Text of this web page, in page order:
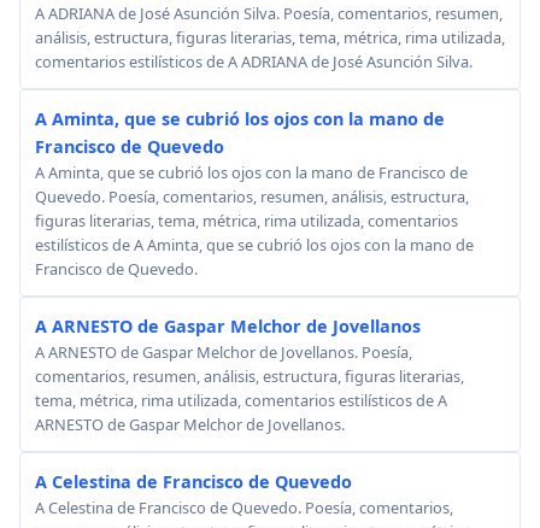
A ADRIANA de José Asunción Silva. Poesía, comentarios, resumen,
análisis, estructura, figuras literarias, tema, métrica, rima utilizada,
comentarios estilísticos de A ADRIANA de José Asunción Silva.
A Aminta, que se cubrió los ojos con la mano de
Francisco de Quevedo
A Aminta, que se cubrió los ojos con la mano de Francisco de
Quevedo. Poesía, comentarios, resumen, análisis, estructura,
figuras literarias, tema, métrica, rima utilizada, comentarios
estilísticos de A Aminta, que se cubrió los ojos con la mano de
Francisco de Quevedo.
A ARNESTO de Gaspar Melchor de Jovellanos
A ARNESTO de Gaspar Melchor de Jovellanos. Poesía,
comentarios, resumen, análisis, estructura, figuras literarias,
tema, métrica, rima utilizada, comentarios estilísticos de A
ARNESTO de Gaspar Melchor de Jovellanos.
A Celestina de Francisco de Quevedo
A Celestina de Francisco de Quevedo. Poesía, comentarios,